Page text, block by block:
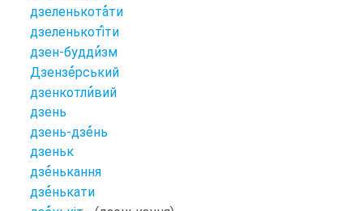
дзеленькотати
дзеленькотіти
дзен-буддизм
Дзензерський
дзенкотливий
дзень
дзень-дзень
дзеньк
дзенькання
дзенькати